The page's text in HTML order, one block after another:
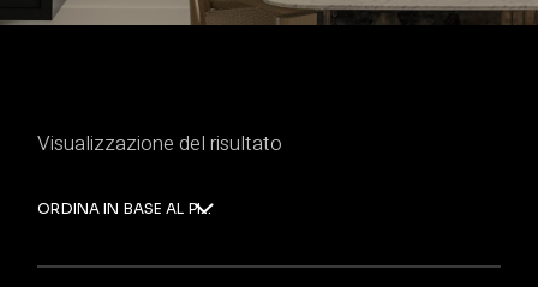
Visualizzazione del risultato
ORDINA IN BASE AL PIÙ RECENTE